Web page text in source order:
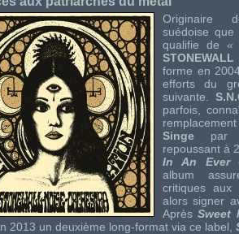
suédoise
qualifie de«
forme en
efforts du
suivante.
parfois,
Singe
repoussant à
In An Ever
album
critiques aux
alors signer
AprèsSweet
2013 un deuxième long-format via ce label,